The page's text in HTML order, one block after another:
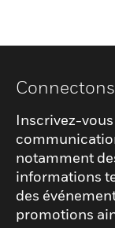
Inscrivez-
notamment
informations
des
promotions